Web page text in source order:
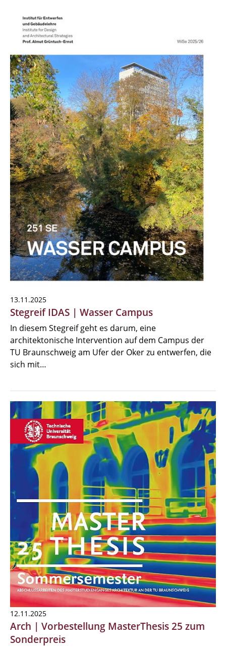
13.11.2025
Stegreif IDAS | Wasser Campus
In diesem Stegreif geht es darum, eine
architektonische Intervention auf dem Campus der
TU Braunschweig am Ufer der Oker zu entwerfen, die
sich mit…
12.11.2025
Arch | Vorbestellung MasterThesis 25 zum
Sonderpreis